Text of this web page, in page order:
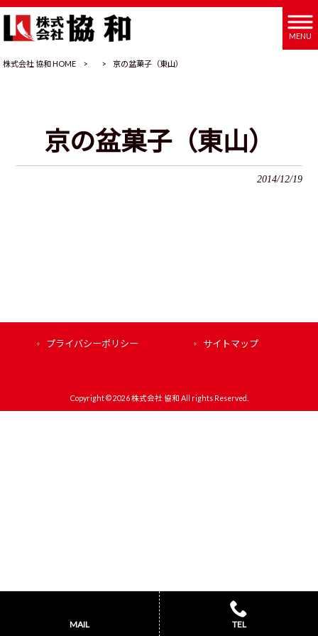
MENU
株式会社 協和 HOME > > 京の盆菓子（東山）
京の盆菓子（東山）
2014/12/19
プライバシーポリシー サイトマップ
Copyright © 2026 株式会社 協和 All rights Reserved.
MAIL TEL